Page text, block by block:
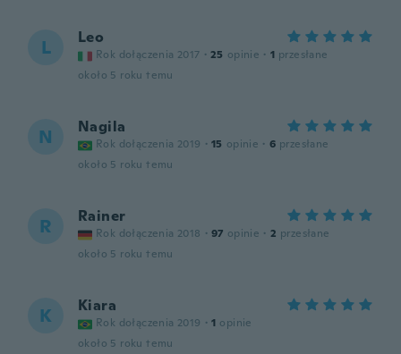
L Leo
Rok dołączenia 2017 · 25 opinie · 1 przesłane
około 5 roku temu
N Nagila
Rok dołączenia 2019 · 15 opinie · 6 przesłane
około 5 roku temu
R Rainer
Rok dołączenia 2018 · 97 opinie · 2 przesłane
około 5 roku temu
K Kiara
Rok dołączenia 2019 · 1 opinie
około 5 roku temu